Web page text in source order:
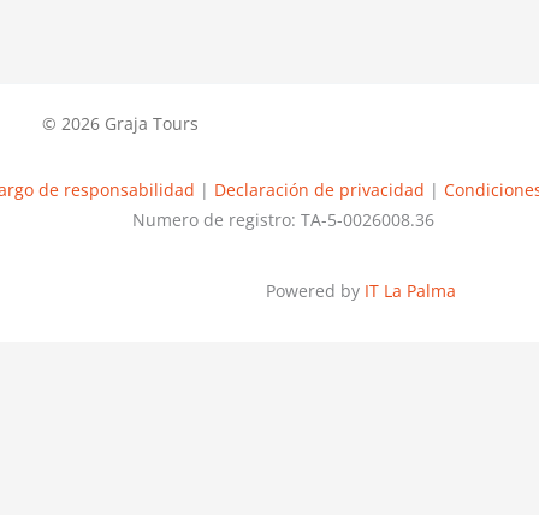
© 2026 Graja Tours
de responsabilidad | Declaración de privacidad |
Numero de registro: TA-5-0026008.36
Powered by IT La Palma